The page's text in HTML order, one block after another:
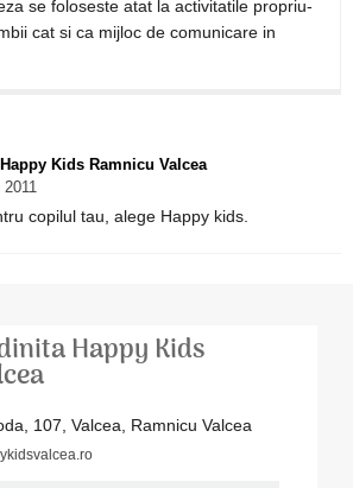
se foloseste atat la activitatile propriu-
cat si ca mijloc de comunicare in
Kids Ramnicu Valcea
copilul tau, alege Happy kids.
Happy Kids
107, Valcea, Ramnicu Valcea